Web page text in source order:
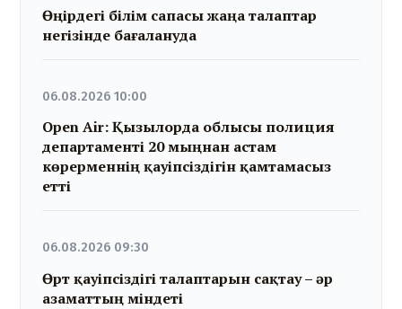
Өңірдегі білім сапасы жаңа талаптар
негізінде бағалануда
06.08.2026 10:00
Open Air: Қызылорда облысы полиция
департаменті 20 мыңнан астам
көрерменнің қауіпсіздігін қамтамасыз
етті
06.08.2026 09:30
Өрт қауіпсіздігі талаптарын сақтау – әр
азаматтың міндеті